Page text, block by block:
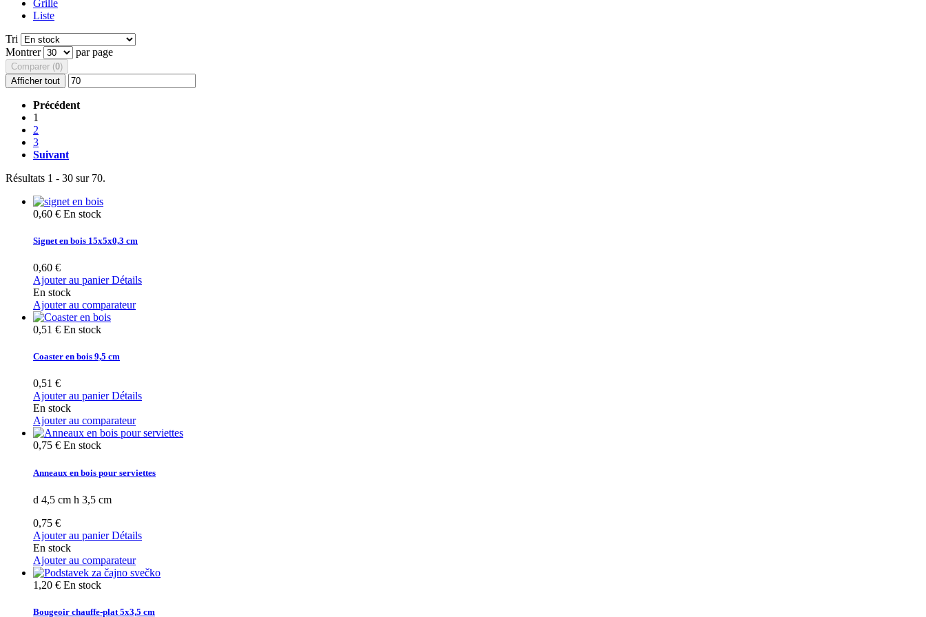
Grille
Liste
Tri
Montrer
par page
Comparer (0)
Afficher tout
Précédent
1
2
3
Suivant
Résultats 1 - 30 sur 70.
0,60 € En stock
Signet en bois 15x5x0,3 cm
0,60 €
Ajouter au panier Détails
En stock
Ajouter au comparateur
0,51 € En stock
Coaster en bois 9,5 cm
0,51 €
Ajouter au panier Détails
En stock
Ajouter au comparateur
0,75 € En stock
Anneaux en bois pour serviettes
d 4,5 cm h 3,5 cm
0,75 €
Ajouter au panier Détails
En stock
Ajouter au comparateur
1,20 € En stock
Bougeoir chauffe-plat 5x3,5 cm